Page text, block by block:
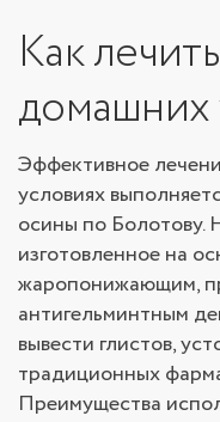
Как
домашних
Эффективное
условиях
осины по Болотову.
изготовленное на
жаропонижающим,
антигельминтным
вывести глистов,
традиционных
Преимущества